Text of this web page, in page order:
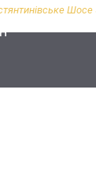
Шосе